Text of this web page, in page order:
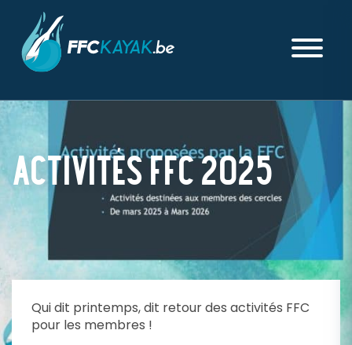
ACTIVITÉS FFC 2025
PUBLIÉ LE JEUDI 27 FÉVRIER 2025
Qui dit printemps, dit retour des activités FFC
pour les membres !